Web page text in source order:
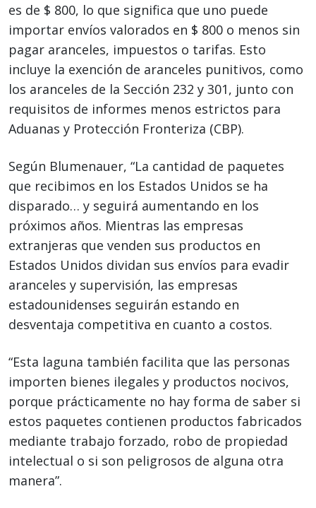
es de $ 800, lo que significa que uno puede
importar envíos valorados en $ 800 o menos sin
pagar aranceles, impuestos o tarifas. Esto
incluye la exención de aranceles punitivos, como
los aranceles de la Sección 232 y 301, junto con
requisitos de informes menos estrictos para
Aduanas y Protección Fronteriza (CBP).
Según Blumenauer, “La cantidad de paquetes
que recibimos en los Estados Unidos se ha
disparado… y seguirá aumentando en los
próximos años. Mientras las empresas
extranjeras que venden sus productos en
Estados Unidos dividan sus envíos para evadir
aranceles y supervisión, las empresas
estadounidenses seguirán estando en
desventaja competitiva en cuanto a costos.
“Esta laguna también facilita que las personas
importen bienes ilegales y productos nocivos,
porque prácticamente no hay forma de saber si
estos paquetes contienen productos fabricados
mediante trabajo forzado, robo de propiedad
intelectual o si son peligrosos de alguna otra
manera”.